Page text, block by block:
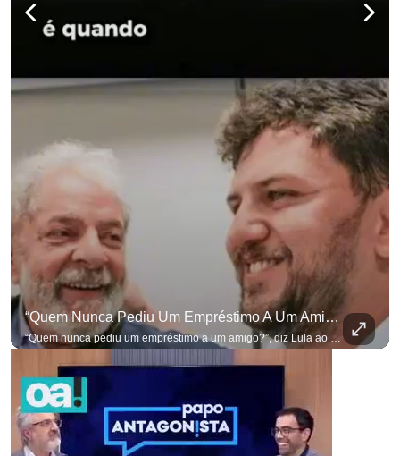
“Quem Nunca Pediu Um Empréstimo A Um Amigo?”, Diz Lula Ao Defender Seu Ex-Chefe De Gabinete
“Quem nunca pediu um empréstimo a um amigo?”, diz Lula ao defender seu ex-chefe de gabinete Marcola, que recebeu R$ 249 mil de uma empresa ligada a uma amiga de Lulinha. #OAntagonista Se você busca informação com credibilidade, inscreva-se agora e ative o